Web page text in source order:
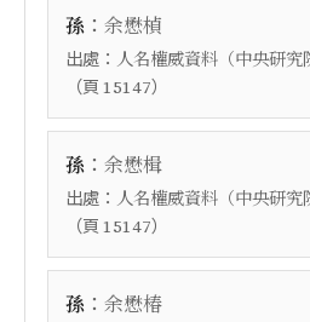
孫 ： 余懋楨
出處： 人名權威資料（中央研究
（頁 15147）
孫 ： 余懋楫
出處： 人名權威資料（中央研究
（頁 15147）
孫 ： 余懋椿